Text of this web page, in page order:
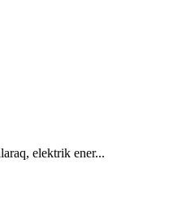
elektrik ener...